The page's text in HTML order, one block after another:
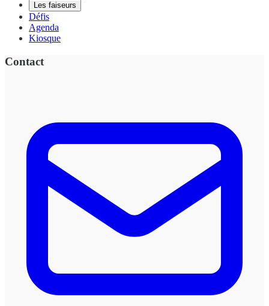
Les faiseurs
Défis
Agenda
Kiosque
Contact